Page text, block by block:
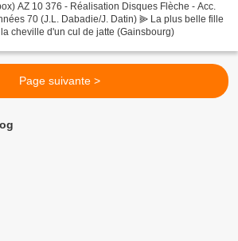
AZ 10 376 - Réalisation Disques Flèche - Acc.
70 (J.L. Dabadie/J. Datin) ⫸ La plus belle fille
cheville d'un cul de jatte (Gainsbourg)
Page suivante >